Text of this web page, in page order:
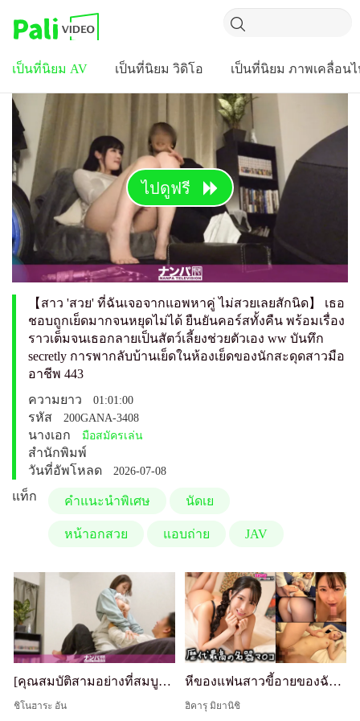
เป็นที่นิยม AV เป็นที่นิยม วิดิโอ เป็นที่นิยม ภาพเคลื่อน
ไปดูฟรี
【สาว 'สวย' ที่ฉันเจอจากแอพหาคู่ ไม่สวยเลยสักนิด】 เธอ
ชอบถูกเย็ดมากจนหยุดไม่ได้ ยืนยันคอร์สทั้งคืน พร้อมเรื่อง
ราวเต็มจนเธอกลายเป็นสัตว์เลี้ยงช่วยตัวเอง ww บันทึก
secretly การพากลับบ้านเย็ดในห้องเย็ดของนักสะดุดสาวมือ
อาชีพ 443
ความยาว
01:01:00
รหัส 200GANA-3408
นางเอก มือสมัครเล่น
สำนักพิมพ์
วันที่อัพโหลด
2026-07-08
แท็ก คำแนะนำพิเศษ นัดเย
หน้าอกสวย แอบถ่าย JAV
[คุณสมบัติสามอย่างที่สมบูรณ์แบบ: บรรยากาศดี ความอ่อนไหวดี นมดี] สาวที่กระตือรือร้นมากเกินไป ตกลงเร็วเกินไป หัวนมแข็งและขยับสะโพก lol เซ็กส์กล้องซ่อนหลังถูกพาไปที่ห้องเย็ดของนักล่าเหยื่อที่ช่ำชอง 446
ชิโนฮาระ อัน
หีของแฟนสาวขี้อายของฉันดีที่สุด เคยทำให้ฉันแตกมหาศาล - ฮิคารุจัง
ฮิคารุ มิยานิชิ